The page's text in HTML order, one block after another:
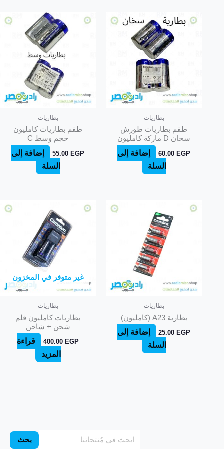
ح
بحث
بطاريات
طقم بطاريات طورش
سخان D ماركة كامليون
60.00EGP
إضافة إلى
السلة
بطاريات
طقم بطاريات كامليون
حجم وسط C
55.00EGP
إضافة إلى
السلة
بطاريات
بطارية A23 (كامليون)
25.00 EGP
إضافة إلى
السلة
غير متوفر في المخزون
بطاريات
بطاريات كامليون قلم
شحن + شاحن
400.00 EGP
قراءة
المزيد